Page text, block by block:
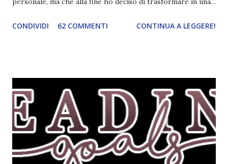
persone interessate. E quindi eccomi qui con il post delle
challenge un po' particolare perché ogni libro letto può
ricoprire più di un obiettivo. Riportandovi l'esempio che ho
fatto nell'altro post, se leggo un libro horror sulle sirene
scritto dal mio autore preferito, tecnicamente ho già
completato tre degli obiettivi della mia lista . Non importa
leggere 345.453.312 libri, ma maturare come lettore,
CONDIVIDI 62 COMMENTI CONTINUA A LEGGERE!